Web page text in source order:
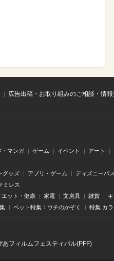
広告出稿・お取り組みのご相談・情
・マンガ ゲーム イベント アート
グッズ アプリ・ゲーム ディズニーパス
ミレス
エット・健康 家電 文房具 雑貨
ペット特集：ウチのかぞく 特集 カ
あフィルムフェスティバル(PFF)